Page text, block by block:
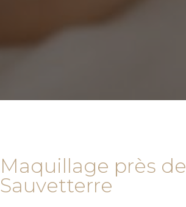
Maquillage près de
Sauvetterre